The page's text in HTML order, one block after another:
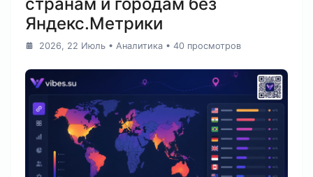
Яндекс.Метрики
2026, 22 Июль • Аналитика • 40 просмотров